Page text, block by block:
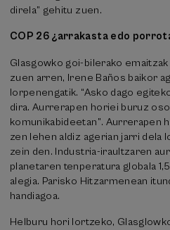
direla” gehitu zuen.
COP 26 ¿arrakasta edo
Glasgowko goi-bilerako
zuen arren, Irene Baños baikor
lorpenengatik. “Asko dago
dira. Aurrerapen horiei buruz
komunikabideetan”. Aurrerapen
zen lehen aldiz agerian jarri dela
zein den. Industria-iraultzaren
planetaren tenperatura globala
alegia. Parisko Hitzarmenean
handiagoa.
Helburu hori lortzeko,